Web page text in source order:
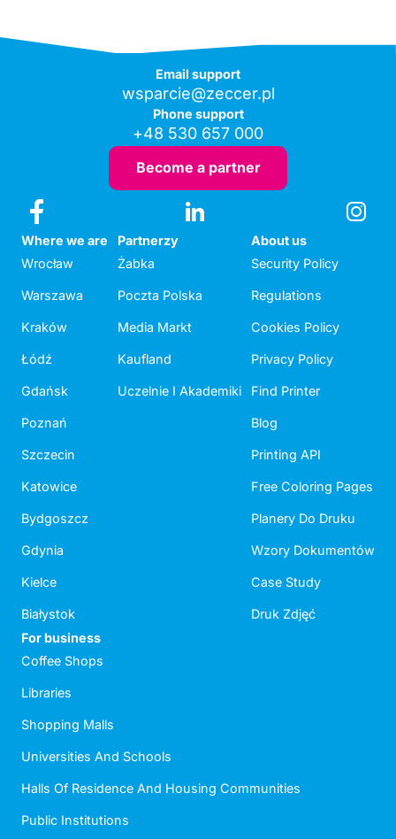
Email support
wsparcie@zeccer.pl
Phone support
+48 530 657 000
Become a partner
Where we are
Wrocław
Warszawa
Kraków
Łódź
Gdańsk
Poznań
Szczecin
Katowice
Bydgoszcz
Gdynia
Kielce
Białystok
Partnerzy
Żabka
Poczta Polska
Media Markt
Kaufland
Uczelnie I Akademiki
About us
Security Policy
Regulations
Cookies Policy
Privacy Policy
Find Printer
Blog
Printing API
Free Coloring Pages
Planery Do Druku
Wzory Dokumentów
Case Study
Druk Zdjęć
For business
Coffee Shops
Libraries
Shopping Malls
Universities And Schools
Halls Of Residence And Housing Communities
Public Institutions